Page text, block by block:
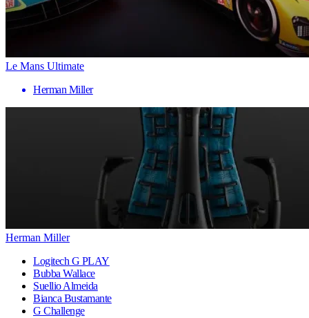
Le Mans Ultimate
Herman Miller
Herman Miller
Logitech G PLAY
Bubba Wallace
Suellio Almeida
Bianca Bustamante
G Challenge